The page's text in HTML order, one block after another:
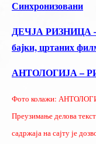
Синхронизовани
ДЕЧЈА РИЗНИЦА –
бајки, цртаних
АНТОЛОГИЈА –
Фото колажи:
Преузимање делова
садржаја на сајту је